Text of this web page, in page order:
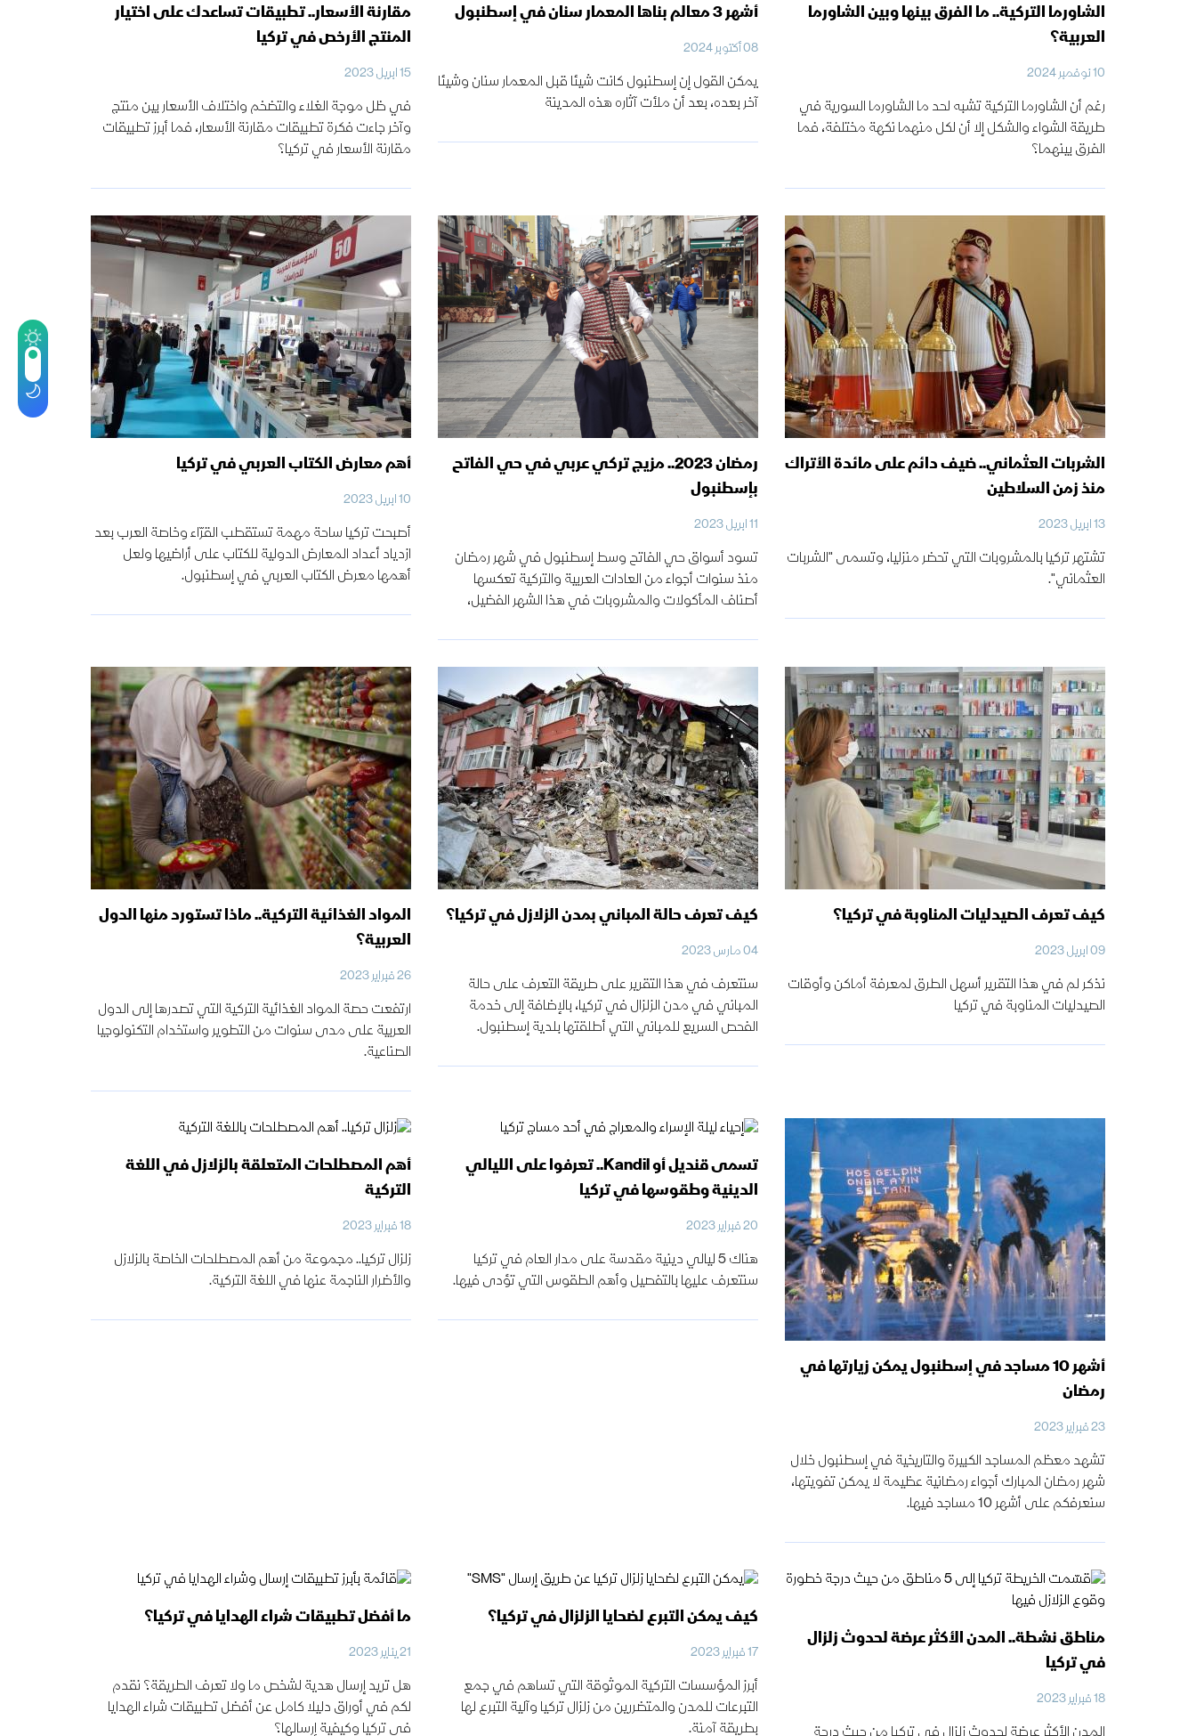
الشاورما التركية.. ما الفرق بينها وبين الشاورما
العربية؟
10 نوفمبر 2024
رغم أن الشاورما التركية تشبه لحد ما الشاورما السورية في
طريقة الشواء والشكل إلا أن لكل منهما نكهة مختلفة، فما
الفرق بينهما؟
أشهر 3 معالم بناها المعمار سنان في إسطنبول
08 أكتوبر 2024
يمكن القول إن إسطنبول كانت شيئا قبل المعمار سنان وشيئا
آخر بعده، بعد أن ملأت آثاره هذه المدينة
مقارنة الأسعار.. تطبيقات تساعدك على اختيار
المنتج الأرخص في تركيا
15 ابريل 2023
في ظل موجة الغلاء والتضخم واختلاف الأسعار بين منتج
وآخر جاءت فكرة تطبيقات مقارنة الأسعار، فما أبرز تطبيقات
مقارنة الأسعار في تركيا؟
الشربات العثماني.. ضيف دائم على مائدة الأتراك
منذ زمن السلاطين
13 ابريل 2023
تشتهر تركيا بالمشروبات التي تحضر منزليا، وتسمى "الشربات
العثماني".
رمضان 2023.. مزيج تركي عربي في حي الفاتح
بإسطنبول
11 ابريل 2023
تسود أسواق حي الفاتح وسط إسطنبول في شهر رمضان
منذ سنوات أجواء من العادات العربية والتركية تعكسها
أصناف المأكولات والمشروبات في هذا الشهر الفضيل،
أهم معارض الكتاب العربي في تركيا
10 ابريل 2023
أصبحت تركيا ساحة مهمة تستقطب القرّاء وخاصة العرب بعد
ازدياد أعداد المعارض الدولية للكتاب على أراضيها ولعل
أهمها معرض الكتاب العربي في إسطنبول.
كيف تعرف الصيدليات المناوبة في تركيا؟
09 ابريل 2023
نذكر لم في هذا التقرير أسهل الطرق لمعرفة أماكن وأوقات
الصيدليات المناوبة في تركيا
كيف تعرف حالة المباني بمدن الزلازل في تركيا؟
04 مارس 2023
سنتعرف في هذا التقرير على طريقة التعرف على حالة
المباني في مدن الزلزال في تركيا، بالإضافة إلى خدمة
الفحص السريع للمباني التي أطلقتها بلدية إسطنبول.
المواد الغذائية التركية.. ماذا تستورد منها الدول
العربية؟
26 فبراير 2023
ارتفعت حصة المواد الغذائية التركية التي تصدرها إلى الدول
العربية على مدى سنوات من التطوير واستخدام التكنولوجيا
الصناعية.
أشهر 10 مساجد في إسطنبول يمكن زيارتها في
رمضان
23 فبراير 2023
تشهد معظم المساجد الكبيرة والتاريخية في إسطنبول خلال
شهر رمضان المبارك أجواء رمضانية عظيمة لا يمكن تفويتها،
سنعرفكم على أشهر 10 مساجد فيها.
تسمى قنديل أو Kandil.. تعرفوا على الليالي
الدينية وطقوسها في تركيا
20 فبراير 2023
هناك 5 ليالي دينية مقدسة على مدار العام في تركيا
سنتعرف عليها بالتفصيل وأهم الطقوس التي تؤدى فيها.
أهم المصطلحات المتعلقة بالزلازل في اللغة
التركية
18 فبراير 2023
زلزال تركيا.. مجموعة من أهم المصطلحات الخاصة بالزلازل
والأضرار الناجمة عنها في اللغة التركية.
مناطق نشطة.. المدن الأكثر عرضة لحدوث زلزال
في تركيا
18 فبراير 2023
كيف يمكن التبرع لضحايا الزلزال في تركيا؟
17 فبراير 2023
أبرز المؤسسات التركية الموثوقة التي تساهم في جمع
التبرعات للمدن والمتضررين من زلزال تركيا وآلية التبرع لها
بطريقة آمنة.
ما أفضل تطبيقات شراء الهدايا في تركيا؟
21 يناير 2023
هل تريد إرسال هدية لشخص ما ولا تعرف الطريقة؟ نقدم
لكم في أوراق دليلا كامل عن أفضل تطبيقات شراء الهدايا
في تركيا وكيفية إرسالها؟